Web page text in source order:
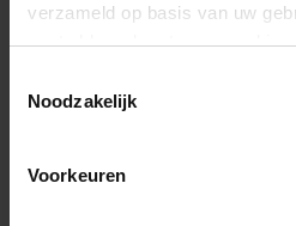
verzameld op basis van uw
gaat akkoord met onze
Noodzakelijk
Voorkeuren
Lengte gebruiker